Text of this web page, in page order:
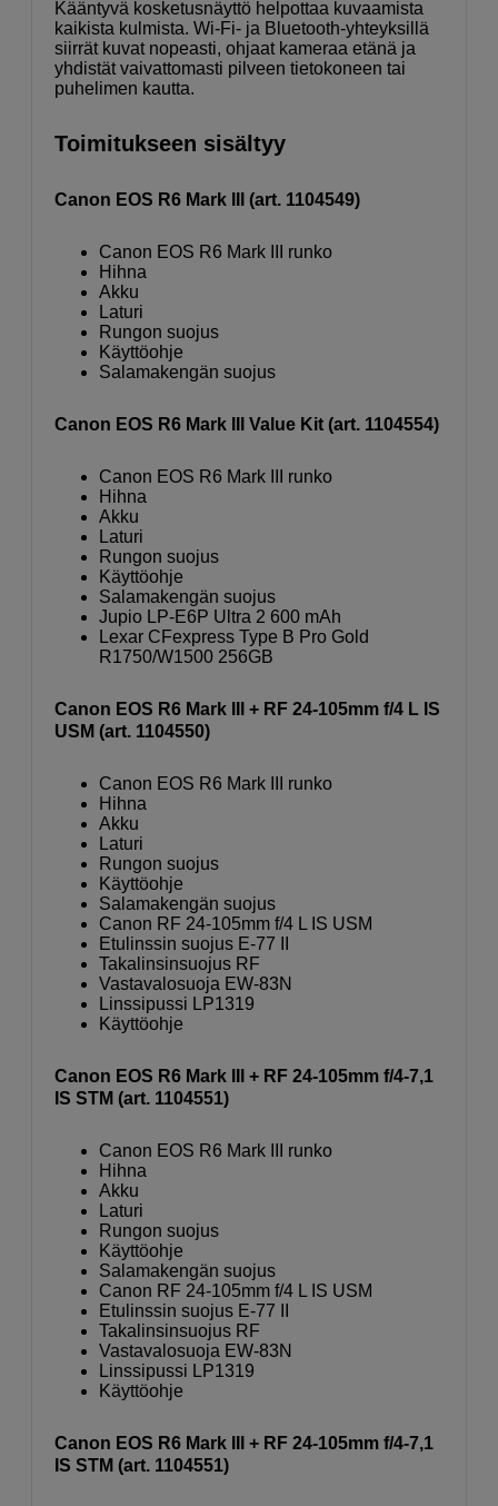
Kääntyvä kosketusnäyttö helpottaa kuvaamista
kaikista kulmista. Wi-Fi- ja Bluetooth-yhteyksillä
siirrät kuvat nopeasti, ohjaat kameraa etänä ja
yhdistät vaivattomasti pilveen tietokoneen tai
puhelimen kautta.
Toimitukseen sisältyy
Canon EOS R6 Mark III (art. 1104549)
Canon EOS R6 Mark III runko
Hihna
Akku
Laturi
Rungon suojus
Käyttöohje
Salamakengän suojus
Canon EOS R6 Mark III Value Kit (art. 1104554)
Canon EOS R6 Mark III runko
Hihna
Akku
Laturi
Rungon suojus
Käyttöohje
Salamakengän suojus
Jupio LP-E6P Ultra 2 600 mAh
Lexar CFexpress Type B Pro Gold
R1750/W1500 256GB
Canon EOS R6 Mark III + RF 24-105mm f/4 L IS
USM (art. 1104550)
Canon EOS R6 Mark III runko
Hihna
Akku
Laturi
Rungon suojus
Käyttöohje
Salamakengän suojus
Canon RF 24-105mm f/4 L IS USM
Etulinssin suojus E-77 II
Takalinsinsuojus RF
Vastavalosuoja EW-83N
Linssipussi LP1319
Käyttöohje
Canon EOS R6 Mark III + RF 24-105mm f/4-7,1
IS STM (art. 1104551)
Canon EOS R6 Mark III runko
Hihna
Akku
Laturi
Rungon suojus
Käyttöohje
Salamakengän suojus
Canon RF 24-105mm f/4 L IS USM
Etulinssin suojus E-77 II
Takalinsinsuojus RF
Vastavalosuoja EW-83N
Linssipussi LP1319
Käyttöohje
Canon EOS R6 Mark III + RF 24-105mm f/4-7,1
IS STM (art. 1104551)